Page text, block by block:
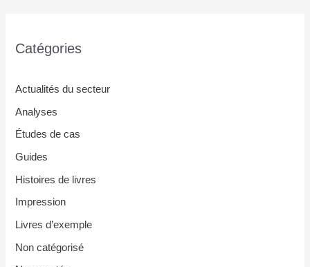
Catégories
Actualités du secteur
Analyses
Études de cas
Guides
Histoires de livres
Impression
Livres d’exemple
Non catégorisé